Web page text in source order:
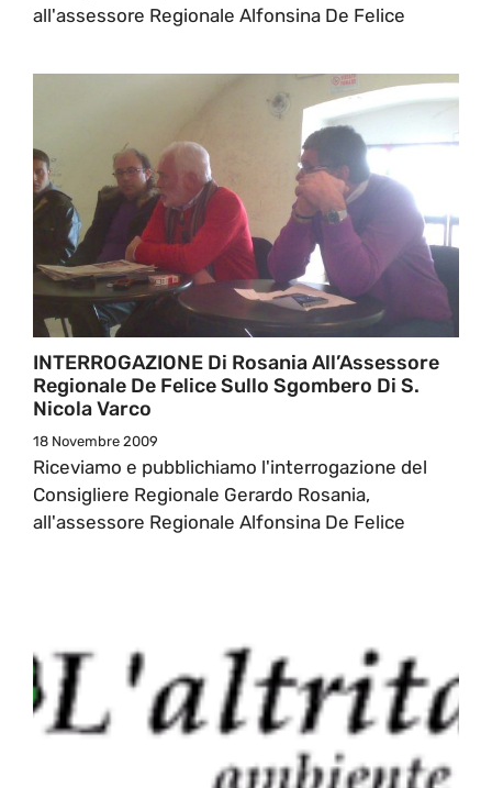
all'assessore Regionale Alfonsina De Felice
INTERROGAZIONE Di Rosania All’Assessore
Regionale De Felice Sullo Sgombero Di S.
Nicola Varco
18 Novembre 2009
Riceviamo e pubblichiamo l'interrogazione del
Consigliere Regionale Gerardo Rosania,
all'assessore Regionale Alfonsina De Felice